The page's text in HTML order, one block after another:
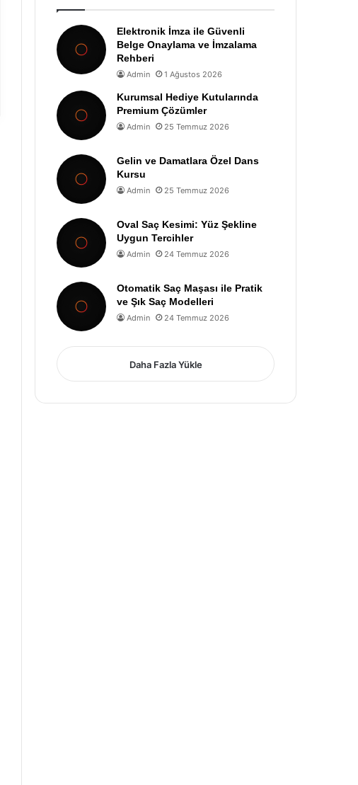
Elektronik İmza ile Güvenli
Belge Onaylama ve İmzalama
Rehberi
Admin 1 Ağustos 2026
Kurumsal Hediye Kutularında
Premium Çözümler
Admin 25 Temmuz 2026
Gelin ve Damatlara Özel Dans
Kursu
Admin 25 Temmuz 2026
Oval Saç Kesimi: Yüz Şekline
Uygun Tercihler
Admin 24 Temmuz 2026
Otomatik Saç Maşası ile Pratik
ve Şık Saç Modelleri
Admin 24 Temmuz 2026
Daha Fazla Yükle